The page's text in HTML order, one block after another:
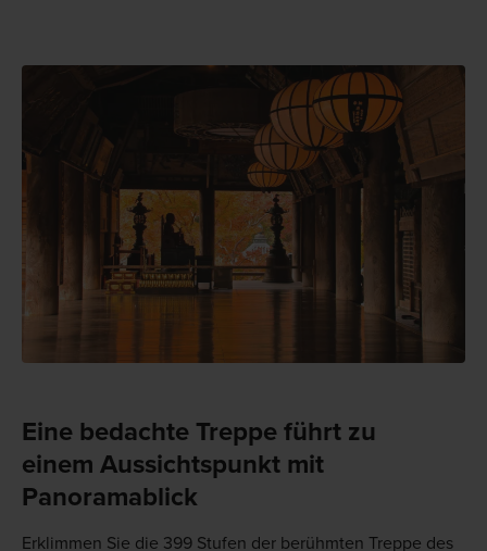
Eine bedachte Treppe führt zu
einem Aussichtspunkt mit
Panoramablick
Erklimmen Sie die 399 Stufen der berühmten Treppe des